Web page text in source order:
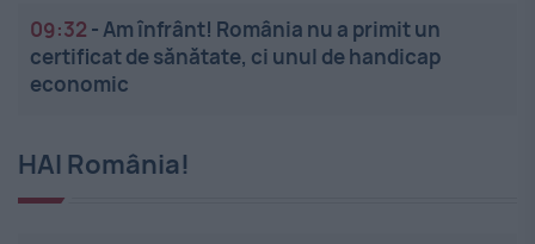
09:32 -Am înfrânt! România nu a primit un
certificat de sănătate, ci unul de handicap
economic
HAI România!